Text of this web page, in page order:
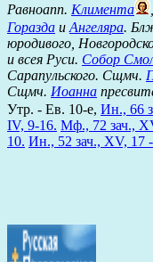
Равноапп. Климента
Горазда и Ангеляра.
юродивого,
и всея Руси. Собор
Сарапульского. Сщмч.
Сщмч. Иоанна
Утр. - Ев. 10-е, Ин., 66
IV, 9-16. Мф., 72 зач.,
10. Ин., 52 зач., XV, 17